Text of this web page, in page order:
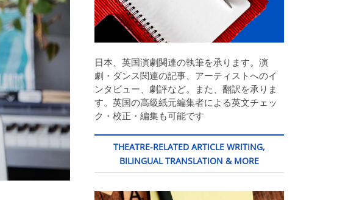
日本、英国演劇関連の執筆を承ります。演
劇・ダンス関連の記事、アーティストへのイ
ンタビュー、劇評など。また、翻訳を承りま
す。英国の高級紙元編集者による英文チェッ
ク・校正・編集も可能です
THEATRE-RELATED ARTICLE WRITING,
BILINGUAL TRANSLATION & MORE